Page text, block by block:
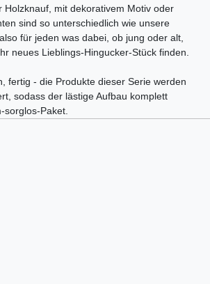
Holzknauf, mit dekorativem Motiv oder
sind so unterschiedlich wie unsere
für jeden was dabei, ob jung oder alt,
neues Lieblings-Hingucker-Stück finden.
fertig - die Produkte dieser Serie werden
sodass der lästige Aufbau komplett
sorglos-Paket.